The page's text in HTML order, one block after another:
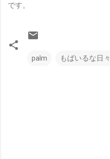
です。
palm もばいるな日々